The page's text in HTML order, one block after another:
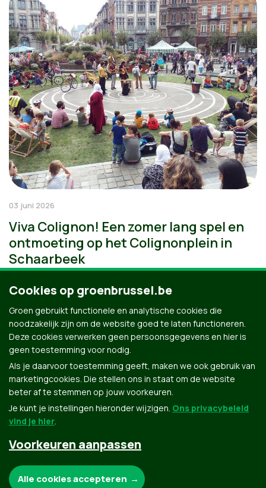
03 juni 2026
Viva Colignon! Een zomer lang spel en
ontmoeting op het Colignonplein in
Schaarbeek
Groen.be
Cookies op groenbrussel.be
Groen gebruikt functionele en analytische cookies die
noodzakelijk zijn om de website goed te laten functioneren.
Deze cookies verwerken geen persoonsgegevens en hier is
geen toestemming voor nodig.
Als je daarvoor toestemming geeft, maken we ook gebruik van
marketingcookies. Die stellen ons in staat om de website
beter af te stemmen op jouw voorkeuren.
Je kunt je instellingen hieronder wijzigen. Ons privacybeleid
vind je hier.
Voorkeuren aanpassen
Alle cookies accepteren